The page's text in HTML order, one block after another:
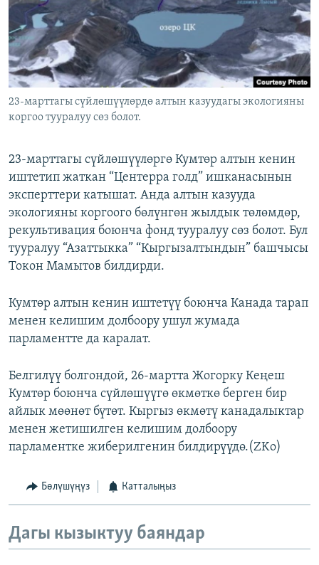
АЗАТТЫК+
ЫҢГАЙСЫЗ СУРООЛОР
ЭЕ/АРнун бардык сайттары
23-марттагы сүйлөшүүлөрдө алтын казуудагы экологияны
коргоо тууралуу сөз болот.
23-марттагы сүйлөшүүлөргө Кумтөр алтын кенин
иштетип жаткан “Центерра голд” ишканасынын
эксперттери катышат. Анда алтын казууда
экологияны коргоого бөлүнгөн жылдык төлөмдөр,
рекультивация боюнча фонд тууралуу сөз болот. Бул
тууралуу “Азаттыкка” “Кыргызалтындын” башчысы
Токон Мамытов билдирди.
Кумтөр алтын кенин иштетүү боюнча Канада тарап
менен келишим долбоору ушул жумада
парламентте да каралат.
Белгилүү болгондой, 26-мартта Жогорку Кеңеш
Кумтөр боюнча сүйлөшүүгө өкмөткө берген бир
айлык мөөнөт бүтөт. Кыргыз өкмөтү канадалыктар
менен жетишилген келишим долбоору
парламентке жиберилгенин билдирүүдө.(ZKo)
Бөлүшүңүз Катталыңыз
Дагы кызыктуу баяндар